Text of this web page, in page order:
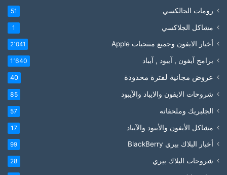
رومات الجالكسي 51
مشاكل الجلاكسي 1
أخبار الايفون وجميع منتجيات Apple 2٬041
برامج آيفون , آيبود , آيباد 1٬640
عروض مجانية لفترة محدودة 40
شروحات الايفون والايباد والآيبود 85
الجلبريك وملحقاته 57
مشاكل الأيفون والأيبود والآيباد 17
أخبار البلاك بيري BlackBerry 99
شروحات البلاك بيري 28